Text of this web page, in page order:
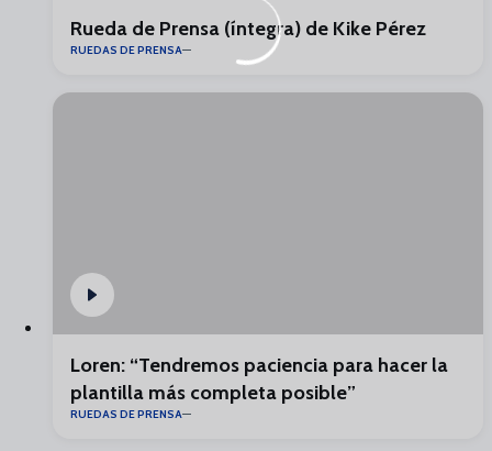
Rueda de Prensa (íntegra) de Kike Pérez
RUEDAS DE PRENSA
Loren: “Tendremos paciencia para hacer la
plantilla más completa posible”
RUEDAS DE PRENSA